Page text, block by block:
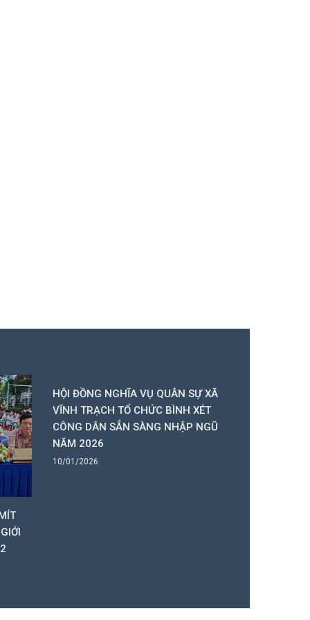
HỘI ĐỒNG NGHĨA VỤ QUÂN SỰ XÃ
VĨNH TRẠCH TỔ CHỨC BÌNH XÉT
CÔNG DÂN SẲN SÀNG NHẬP NGŨ
NĂM 2026
10/01/2026